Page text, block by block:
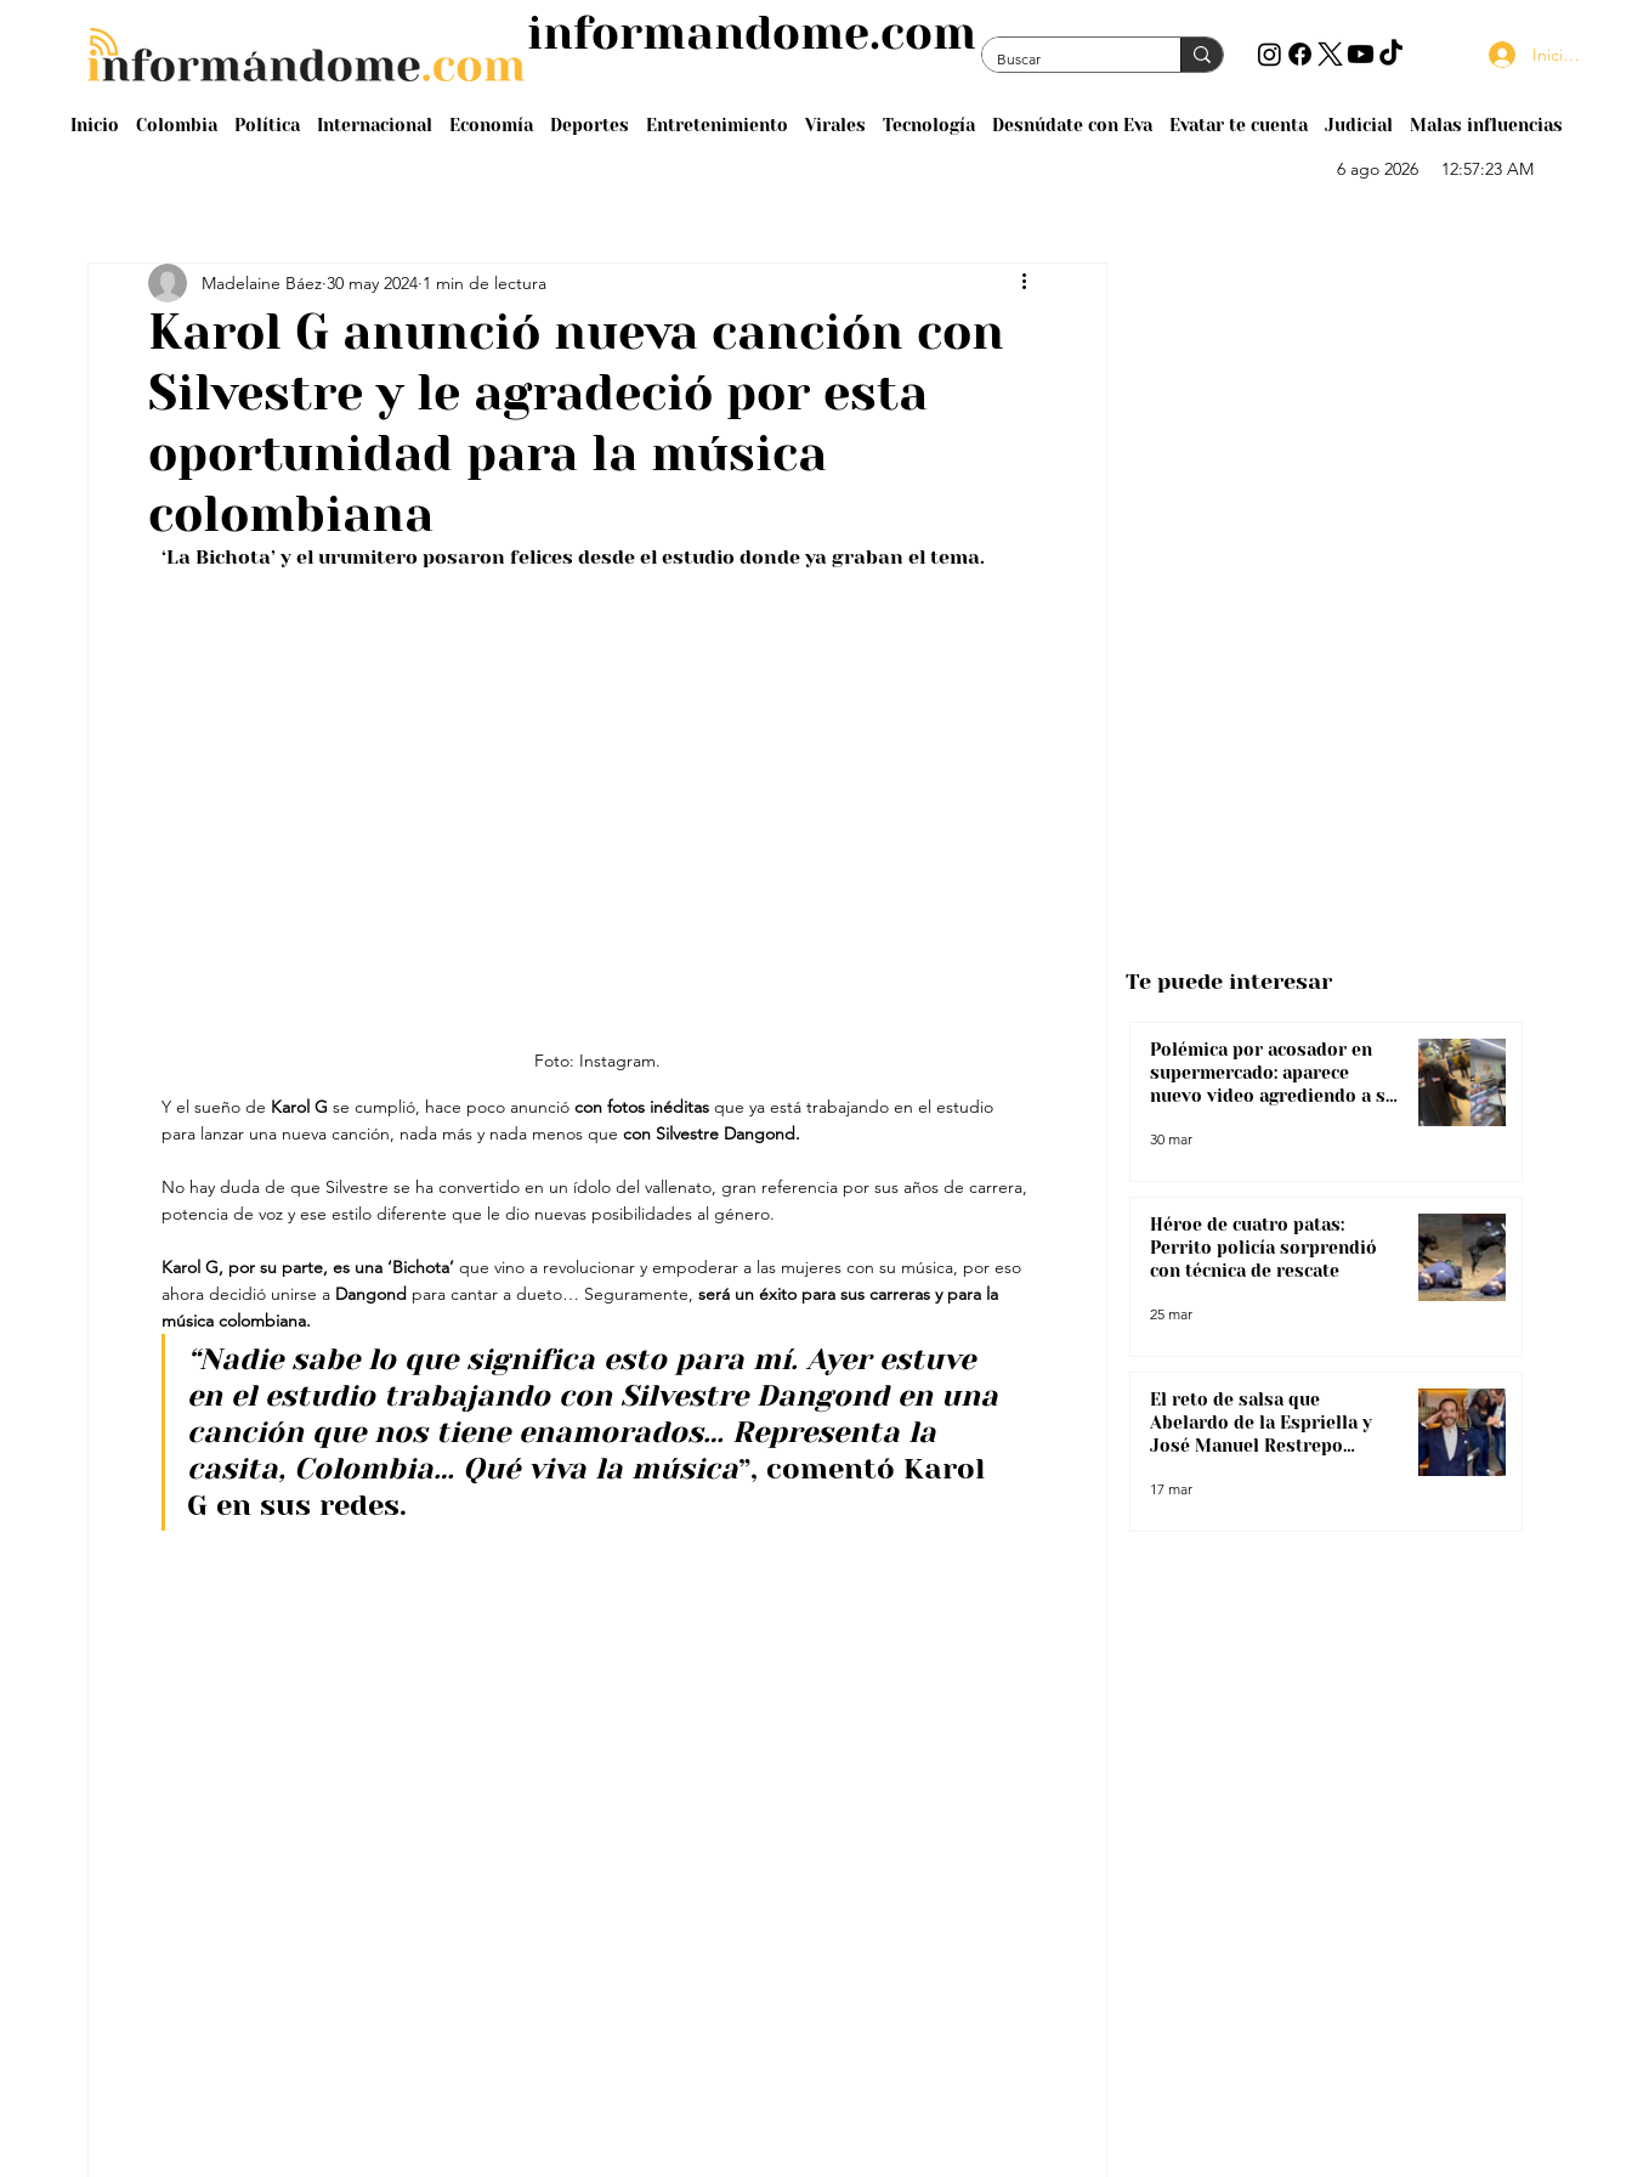
Inicio Colombia Política Internacional Economía Deportes Entretenimiento Virales Tecnología Desnúdate con Eva Evatar te cuenta Judicial Malas influencias
Iniciar sesión
6 ago 2026 12:57:23 AM
informandome.com
Karol G anunció nueva canción con
Silvestre y le agradeció por esta
oportunidad para la música
colombiana
Madelaine Báez 30 may 2024 1 min de lectura
‘La Bichota’ y el urumitero posaron felices desde el estudio donde ya graban el tema.
Foto: Instagram.
Y el sueño de Karol G se cumplió, hace poco anunció con fotos inéditas que ya está trabajando en el estudio
para lanzar una nueva canción, nada más y nada menos que con Silvestre Dangond.
No hay duda de que Silvestre se ha convertido en un ídolo del vallenato, gran referencia por sus años de carrera,
potencia de voz y ese estilo diferente que le dio nuevas posibilidades al género.
Karol G, por su parte, es una ‘Bichota’ que vino a revolucionar y empoderar a las mujeres con su música, por eso
ahora decidió unirse a Dangond para cantar a dueto… Seguramente, será un éxito para sus carreras y para la
música colombiana.
“Nadie sabe lo que significa esto para mí. Ayer estuve
en el estudio trabajando con Silvestre Dangond en una
canción que nos tiene enamorados… Representa la
casita, Colombia… Qué viva la música”, comentó Karol
G en sus redes.
Polémica por acosador en
supermercado: aparece
nuevo video agrediendo a su
30 mar
Héroe de cuatro patas:
Perrito policía sorprendió
con técnica de rescate
25 mar
El reto de salsa que
Abelardo de la Espriella y
José Manuel Restrepo
17 mar
Te puede interesar